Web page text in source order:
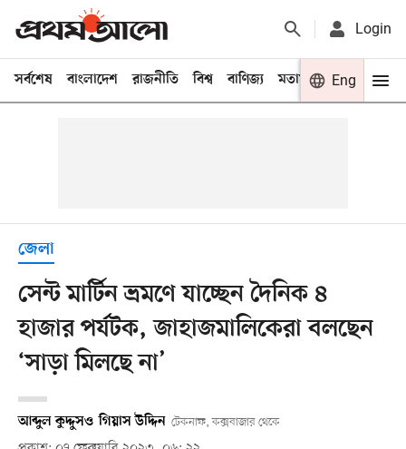
Login
সর্বশেষ বাংলাদেশ রাজনীতি বিশ্ব বাণিজ্য মতামত খেলা
Eng
জেলা
সেন্ট মার্টিন ভ্রমণে যাচ্ছেন দৈনিক ৪
হাজার পর্যটক, জাহাজমালিকেরা বলছেন
‘সাড়া মিলছে না’
আব্দুল কুদ্দুসও গিয়াস উদ্দিন টেকনাফ, কক্সবাজার থেকে